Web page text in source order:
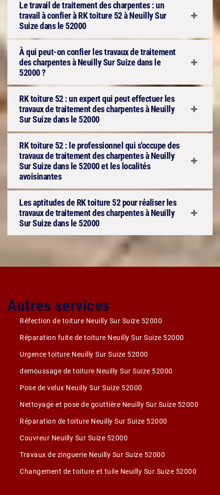
Le travail de traitement des charpentes : un
travail à confier à RK toiture 52 à Neuilly Sur
Suize dans le 52000
À qui peut-on confier les travaux de traitement
des charpentes à Neuilly Sur Suize dans le
52000 ?
RK toiture 52 : un expert qui peut effectuer les
travaux de traitement des charpentes à Neuilly
Sur Suize dans le 52000
RK toiture 52 : le professionnel qui s'occupe des
travaux de traitement des charpentes à Neuilly
Sur Suize dans le 52000 et les localités
avoisinantes
Les aptitudes de RK toiture 52 pour réaliser les
travaux de traitement des charpentes à Neuilly
Sur Suize dans le 52000
Autres services
Réfection de toiture Neuilly Sur Suize 52000
Réparation fuite de toiture Neuilly Sur Suize 52000
Urgence toiture Neuilly Sur Suize 52000
demoussage de toiture Neuilly Sur Suize 52000
Pose de velux Neuilly Sur Suize 52000
Nettoyage et pose de gouttière Neuilly Sur Suize 52000
Réparation de toiture Neuilly Sur Suize 52000
Couvreur Neuilly Sur Suize 52000
Travaux de zinguerie Neuilly Sur Suize 52000
Changement de toiture et tuile Neuilly Sur Suize 52000